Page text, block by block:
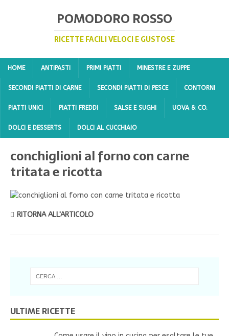
POMODORO ROSSO
RICETTE FACILI VELOCI E GUSTOSE
HOME ANTIPASTI PRIMI PIATTI MINESTRE E ZUPPE
SECONDI PIATTI DI CARNE SECONDI PIATTI DI PESCE CONTORNI
PIATTI UNICI PIATTI FREDDI SALSE E SUGHI UOVA & CO.
DOLCI E DESSERTS DOLCI AL CUCCHIAIO
conchiglioni al forno con carne
tritata e ricotta
RITORNA ALL'ARTICOLO
ULTIME RICETTE